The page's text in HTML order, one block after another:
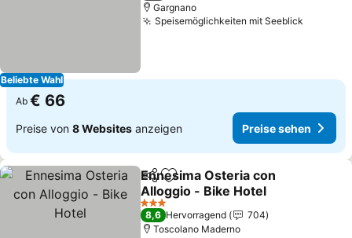
Beliebte Wahl
Gargnano
Speisemöglichkeiten mit Seeblick
Ab € 66
Preise von 8 Websites anzeigen Preise sehen
TeilenZu Favoriten hinzufügen
Ennesima Osteria con
Alloggio - Bike Hotel
Preise sehen
3 Sterne
8,6 Hervorragend
704
Toscolano Maderno